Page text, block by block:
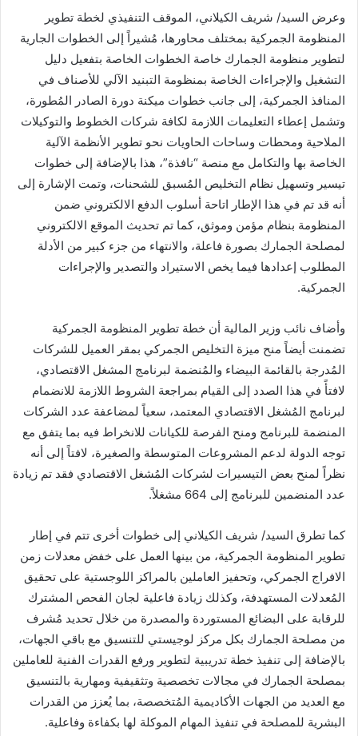
وعرض السيد/ شريف الكيلاني، الموقف التنفيذي لخطة تطوير
المنظومة الجمركية بمختلف محاورها، مُشيراً إلى الخطوات الجارية
لتطوير منظومة الجمارك خاصة الخطوات الخاصة بتفعيل دليل
التشغيل والإجراءات الخاصة بمنظومة التبنيد الآلي للأصناف في
المنافذ الجمركية، إلى جانب خطوات ميكنة دورة الصادر المُطورة،
وتشمل إعطاء التعليمات اللازمة لكافة شركات الخطوط والتوكيلات
الملاحية ومحطات وساحات الحاويات نحو تطوير الأنظمة الآلية
الخاصة بها والتكامل مع منصة “نافذة”، هذا بالإضافة إلى خطوات
تيسير وتسهيل نظام التخليص المُسبق للشحنات، وتمت الإشارة إلى
أنه قد تم في هذا الإطار اتاحة أسلوب الدفع الالكتروني ضمن
المنظومة بنظام مؤمن وموثق، كما تم تحديث الموقع الالكتروني
لمصلحة الجمارك بصورة فاعلة، والانتهاء من جزء كبير من الأدلة
المطلوب إعدادها فيما يخص الاستيراد والتصدير والإجراءات
الجمركية.
وأضاف نائب وزير المالية أن خطة تطوير المنظومة الجمركية
تضمنت أيضاً منح ميزة التخليص الجمركي بمقر العميل للشركات
المُدرجة بالقائمة البيضاء والمُنضمة لبرنامج المشغل الاقتصادي،
لافتأً في هذا الصدد إلى القيام بمراجعة الشروط اللازمة للانضمام
لبرنامج المُشغل الاقتصادي المعتمد، سعياً لمضاعفة عدد الشركات
المنضمة للبرنامج ومنح الفرصة للكيانات للانخراط فيه بما يتفق مع
توجه الدولة لدعم المشروعات المتوسطة والصغيرة، لافتاً إلى أنه
نظراً لمنح بعض التيسيرات لشركات المُشغل الاقتصادي فقد تم زيادة
عدد المنضمين للبرنامج إلى 664 مشغلاً.
كما تطرق السيد/ شريف الكيلاني إلى خطوات أخرى تتم في إطار
تطوير المنظومة الجمركية، من بينها العمل على خفض معدلات زمن
الافراج الجمركي، وتحفيز العاملين بالمراكز اللوجستية على تحقيق
المُعدلات المستهدفة، وكذلك زيادة فاعلية لجان الفحص المشترك
للرقابة على البضائع المستوردة والمصدرة من خلال تحديد مُشرف
من مصلحة الجمارك بكل مركز لوجيستي للتنسيق مع باقي الجهات،
بالإضافة إلى تنفيذ خطة تدريبية لتطوير ورفع القدرات الفنية للعاملين
بمصلحة الجمارك في مجالات تخصصية وتثقيفية ومهارية بالتنسيق
مع العديد من الجهات الأكاديمية المُتخصصة، بما يُعزز من القدرات
البشرية للمصلحة في تنفيذ المهام الموكلة لها بكفاءة وفاعلية.